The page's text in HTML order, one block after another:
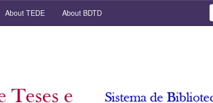
About TEDE About BDTD